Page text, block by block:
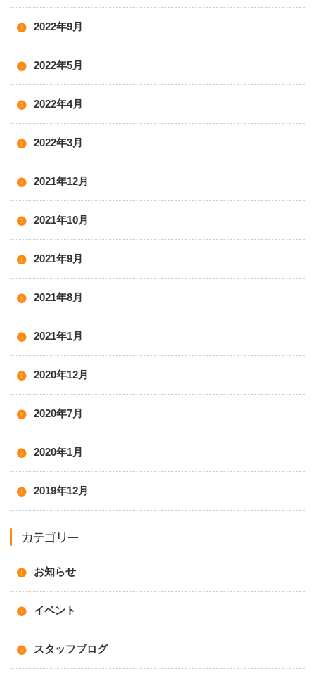
2022年9月
2022年5月
2022年4月
2022年3月
2021年12月
2021年10月
2021年9月
2021年8月
2021年1月
2020年12月
2020年7月
2020年1月
2019年12月
カテゴリー
お知らせ
イベント
スタッフブログ